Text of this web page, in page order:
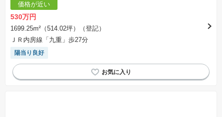
価格が近い
530万円
1699.25m²（514.02坪）（登記）
ＪＲ内房線「九重」歩27分
陽当り良好